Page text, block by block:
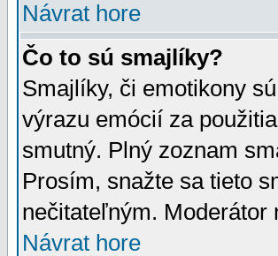
Návrat hore
Čo to sú smajlíky?
Smajlíky, či emotikony
výrazu emócií za
smutný. Plný zoznam
Prosím, snažte sa tieto
nečitateľným.
Návrat hore